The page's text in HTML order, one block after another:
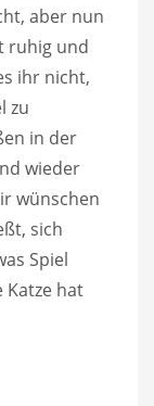
aber nun
ruhig und
ihr nicht,
zu
in der
wieder
wünschen
sich
Spiel
Katze hat